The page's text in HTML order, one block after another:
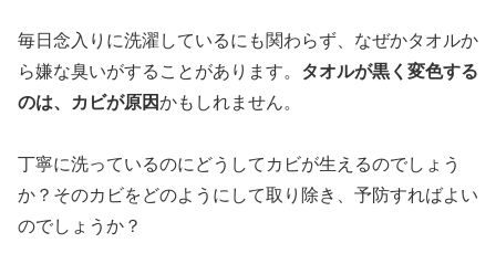
毎日念入りに洗濯しているにも関わらず、なぜかタオルか
ら嫌な臭いがすることがあります。 タオルが黒く変色する
のは、カビが原因かもしれません。
丁寧に洗っているのにどうしてカビが生えるのでしょう
か？そのカビをどのようにして取り除き、予防すればよい
のでしょうか？